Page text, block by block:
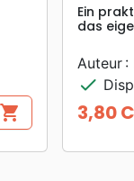
shopping_cart
Ein
das
Auteur :
check
Prix
3,80